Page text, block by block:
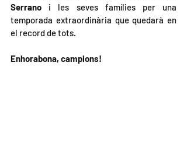
Serrano i les seves famílies per una
temporada extraordinària que quedarà en
el record de tots.
Enhorabona, campions!